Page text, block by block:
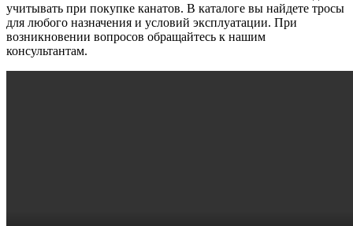
учитывать при покупке канатов. В каталоге вы найдете тросы
для любого назначения и условий эксплуатации. При
возникновении вопросов обращайтесь к нашим
консультантам.